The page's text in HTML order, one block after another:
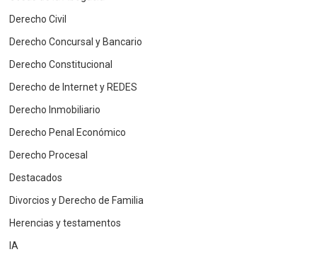
Derecho Civil
Derecho Concursal y Bancario
Derecho Constitucional
Derecho de Internet y REDES
Derecho Inmobiliario
Derecho Penal Económico
Derecho Procesal
Destacados
Divorcios y Derecho de Familia
Herencias y testamentos
IA